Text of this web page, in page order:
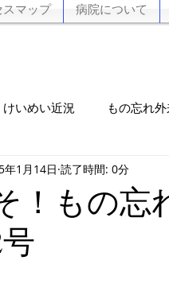
スマップ 病院について
けいめい近況 もの忘れ
訪看かがやき レフィ
！もの忘
年1月14日 読了時間: 0分